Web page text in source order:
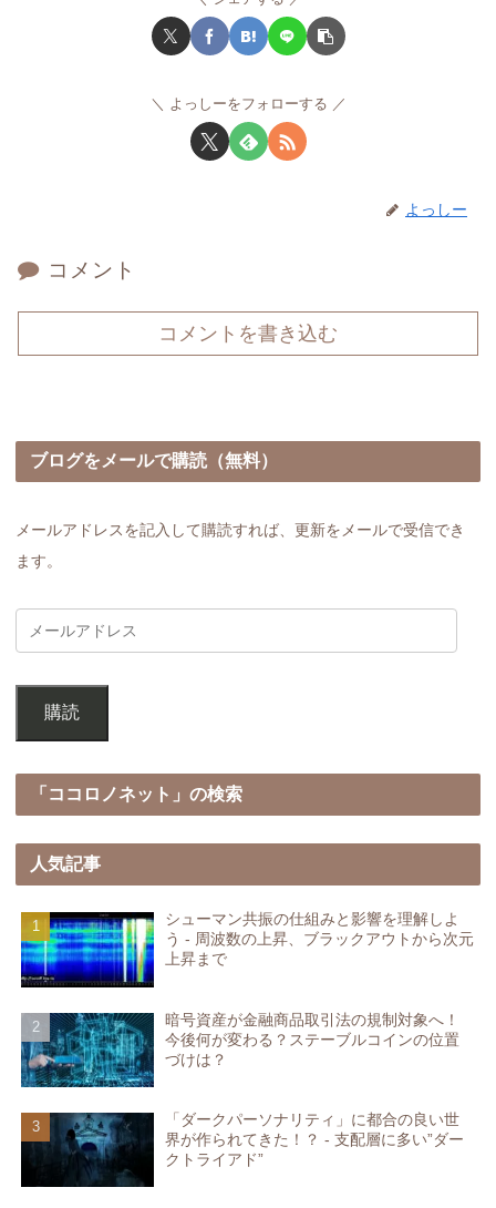
よっしーをフォローする
よっしー
コメント
コメントを書き込む
ブログをメールで購読（無料）
メールアドレスを記入して購読すれば、更新をメールで受信でき
ます。
購読
「ココロノネット」の検索
人気記事
シューマン共振の仕組みと影響を理解しよ
う - 周波数の上昇、ブラックアウトから次元
上昇まで
暗号資産が金融商品取引法の規制対象へ！
今後何が変わる？ステーブルコインの位置
づけは？
「ダークパーソナリティ」に都合の良い世
界が作られてきた！？ - 支配層に多い”ダー
クトライアド”